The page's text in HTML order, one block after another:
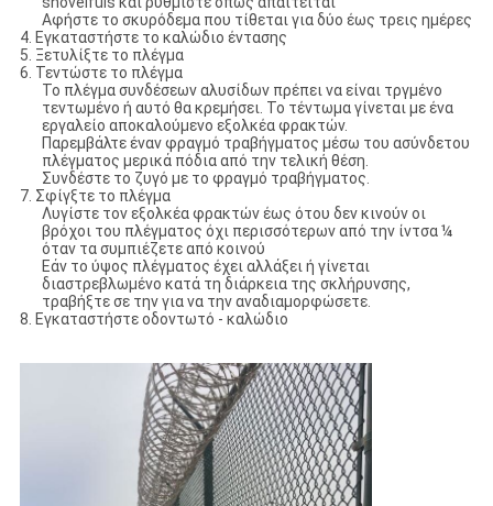
Αφήστε το σκυρόδεμα που τίθεται για δύο έως τρεις ημέρες
4. Εγκαταστήστε το καλώδιο έντασης
5. Ξετυλίξτε το πλέγμα
6. Τεντώστε το πλέγμα
Το πλέγμα συνδέσεων αλυσίδων πρέπει να είναι τργμένο
τεντωμένο ή αυτό θα κρεμήσει. Το τέντωμα γίνεται με ένα
εργαλείο αποκαλούμενο εξολκέα φρακτών.
Παρεμβάλτε έναν φραγμό τραβήγματος μέσω του ασύνδετου
πλέγματος μερικά πόδια από την τελική θέση.
Συνδέστε το ζυγό με το φραγμό τραβήγματος.
7. Σφίγξτε το πλέγμα
Λυγίστε τον εξολκέα φρακτών έως ότου δεν κινούν οι
βρόχοι του πλέγματος όχι περισσότερων από την ίντσα ¼
όταν τα συμπιέζετε από κοινού
Εάν το ύψος πλέγματος έχει αλλάξει ή γίνεται
διαστρεβλωμένο κατά τη διάρκεια της σκλήρυνσης,
τραβήξτε σε την για να την αναδιαμορφώσετε.
8. Εγκαταστήστε οδοντωτό - καλώδιο